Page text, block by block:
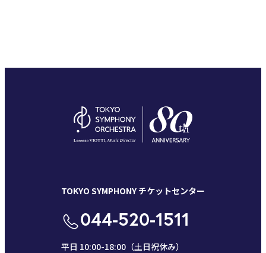
TOKYO SYMPHONY チケットセンター
044-520-1511
平日 10:00-18:00（土日祝休み）